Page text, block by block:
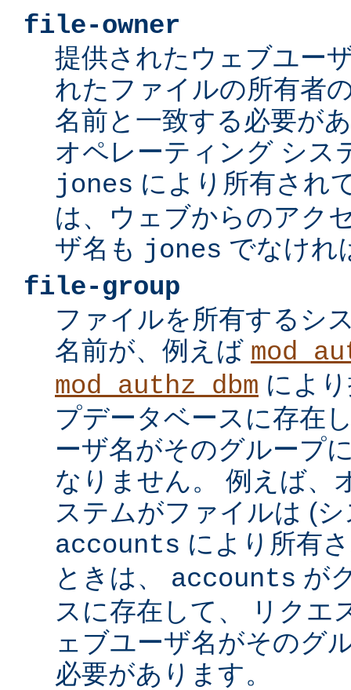
file-owner
提供されたウェブユー
れたファイルの所有者
名前と一致する必要が
オペレーティング シス
jones により所有され
は、ウェブからのアク
ザ名も jones でなけれ
file-group
ファイルを所有するシ
名前が、例えば
mod_authz_dbm によ
プデータベースに存在
ーザ名がそのグループ
なりません。 例えば、
ステムがファイルは (
accounts により所有
ときは、 accounts が
スに存在して、 リクエ
ェブユーザ名がそのグ
必要があります。